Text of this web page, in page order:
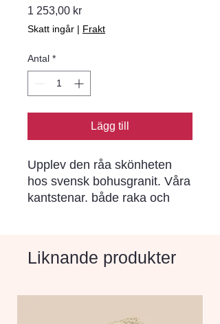
1 253,00 krPris
Skatt ingår | Frakt
Antal *
Lägg till
Upplev den råa skönheten
hos svensk bohusgranit. Våra
kantstenar. både raka och
trädgård eller uteplats.
Liknande produkter